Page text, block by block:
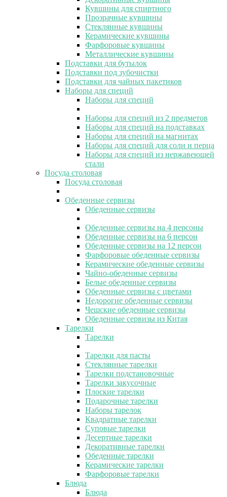
Кувшины для спиртного
Прозрачные кувшины
Стеклянные кувшины
Керамические кувшины
Фарфоровые кувшины
Металлические кувшины
Подставки для бутылок
Подставки под зубочистки
Подставки для чайных пакетиков
Наборы для специй
Наборы для специй
Наборы для специй из 2 предметов
Наборы для специй на подставках
Наборы для специй на магнитах
Наборы для специй для соли и перца
Наборы для специй из нержавеющей
стали
Посуда столовая
Посуда столовая
Обеденные сервизы
Обеденные сервизы
Обеденные сервизы на 4 персоны
Обеденные сервизы на 6 персон
Обеденные сервизы на 12 персон
Фарфоровые обеденные сервизы
Керамические обеденные сервизы
Чайно-обеденные сервизы
Белые обеденные сервизы
Обеденные сервизы с цветами
Недорогие обеденные сервизы
Чешские обеденные сервизы
Обеденные сервизы из Китая
Тарелки
Тарелки
Тарелки для пасты
Стеклянные тарелки
Тарелки подстановочные
Тарелки закусочные
Плоские тарелки
Подарочные тарелки
Наборы тарелок
Квадратные тарелки
Суповые тарелки
Десертные тарелки
Декоративные тарелки
Обеденные тарелки
Керамические тарелки
Фарфоровые тарелки
Блюда
Блюда